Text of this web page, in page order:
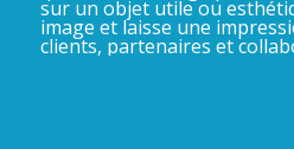
sur un objet utile ou
image et laisse une
clients, partenaires et